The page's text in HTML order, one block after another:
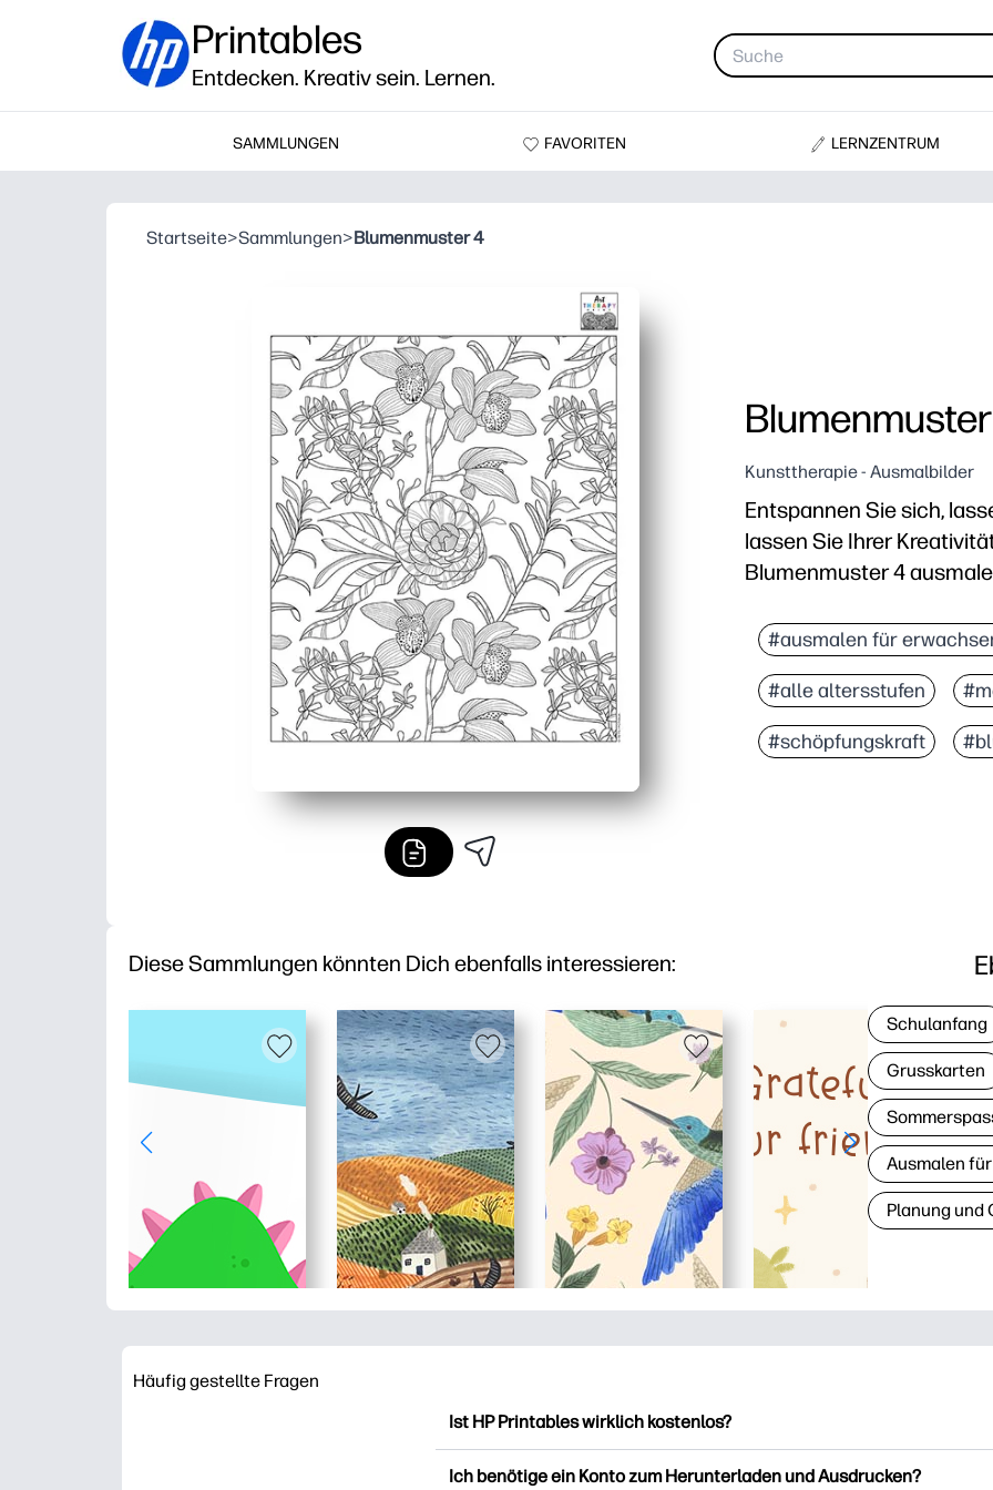
Printables
Entdecken. Kreativ sein. Lernen.
SAMMLUNGEN FAVORITEN LERNZENTRUM
Startseite>Sammlungen>Blumenmuster 4
Kunsttherapie - Ausmalbilder
Entspannen Sie sich,
lassen Sie Ihrer
Blumenmuster 4
Drucken und
Aufwendige
Du baust Feinmotorik
Sie können es für
#ausmalen für
#alle altersstufen
#schöpfungskraft
Diese Sammlungen könnten Dich ebenfalls interessieren:
Schulanfang
Grusskarten
Ausmalen
Planung und
Häufig gestellte Fragen
Ist HP Printables wirklich kostenlos?
Ich benötige ein Konto zum Herunterladen und Ausdrucken?